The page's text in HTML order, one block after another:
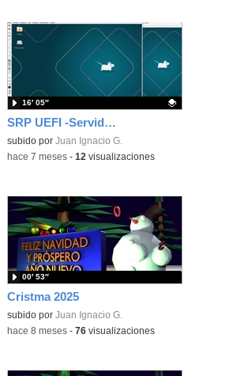
SRP UEFI -Servidor NFS para actualizar un SO por clonado.
Contenido educativo.
subido por Juan Ignacio G.
16′ 05″
-hace 7 meses- 12 visualizaciones
Cristma 2025
subido por Juan Ignacio G.
00′ 53″
-hace 8 meses- 76visualizaciones